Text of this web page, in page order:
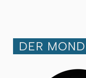
DER